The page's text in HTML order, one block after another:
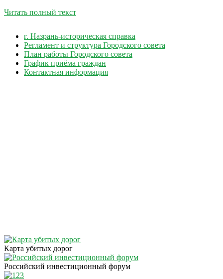
Читать полный текст
г. Назрань-историческая справка
Регламент и структура Городского совета
План работы Городского совета
График приёма граждан
Контактная информация
Карта убитых дорог
Российский инвестиционный форум